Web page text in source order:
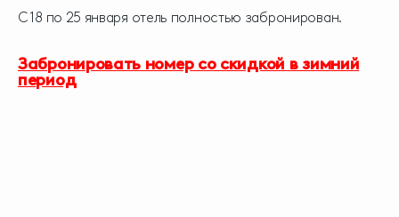
С 18 по 25 января отель полностью забронирован.
Забронировать номер со скидкой в зимний
период